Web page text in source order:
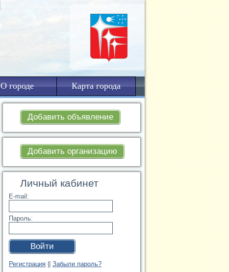
О городе Карта города
Добавить объявление
Добавить организацию
Личный кабинет
E-mail:
Пароль:
Войти
Регистрация Забыли пароль?